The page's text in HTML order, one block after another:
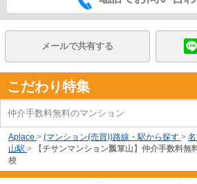
メールで共有する
こだわり特集
仲介手数料無料のマンション
Aplace > (マンション(売買))路線・駅から探す >
山駅 >
【チサンマンション瓢箪山】仲介手数料
校